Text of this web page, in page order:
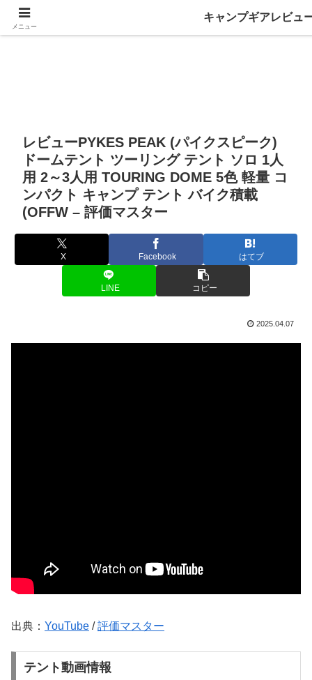
レビューPYKES PEAK (パイクスピーク)
ドームテント ツーリング テント ソロ 1人
用 2～3人用 TOURING DOME 5色 軽量 コ
ンパクト キャンプ テント バイク積載
(OFFW – 評価マスター
X Facebook はてブ
LINE コピー
2025.04.07
出典： YouTube /評価マスター
テント動画情報
メニュー
キャンプギアレビュ